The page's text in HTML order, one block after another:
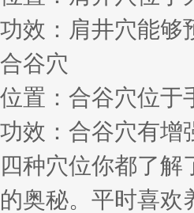
功效：肩井穴能够
合谷穴
位置：合谷穴位于
功效：合谷穴有增
四种穴位你都了解
的奥秘。平时喜欢